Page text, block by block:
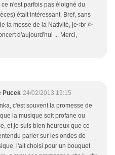
n'est parfois pas éloigné du
était intéressant. Bref, sans
la messe de la Nativité, je<br />
d'aujourd'hui ... Merci,
Pucek 24/02/2013 19:15
c'est souvent la promesse de
la musique soit profane ou
et je suis bien heureux que ce
parler sur les ondes de
l'ait choisi pour un bouquet